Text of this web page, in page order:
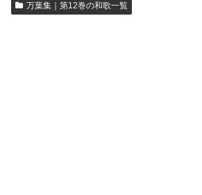
万葉集｜第12巻の和歌一覧